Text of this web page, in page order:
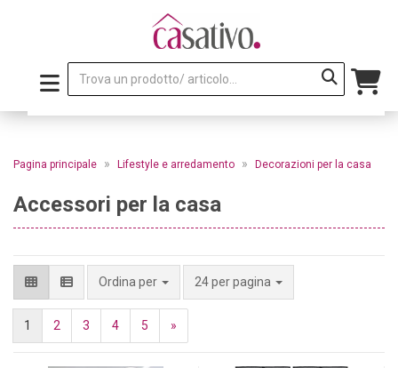
Pagina principale » Lifestyle e arredamento » Decorazioni per la casa
Accessori per la casa
Ordina per 24 per pagina
1 2 3 4 5 »